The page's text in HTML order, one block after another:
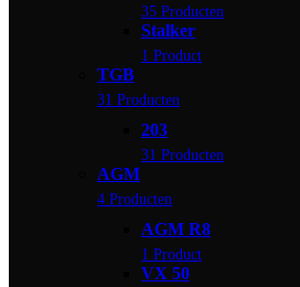
35 Producten
Stalker
1 Product
TGB
31 Producten
203
31 Producten
AGM
4 Producten
AGM R8
1 Product
VX 50